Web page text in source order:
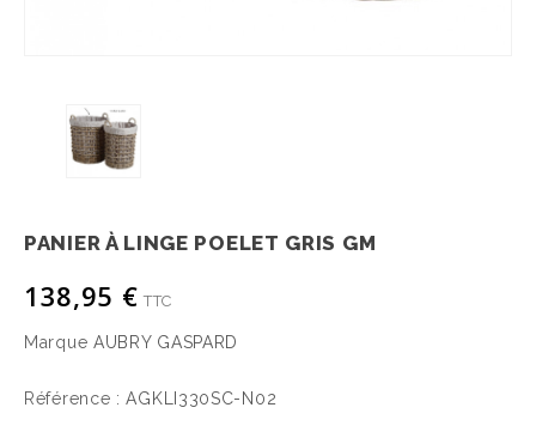
PANIER À LINGE POELET GRIS GM
138,95 € TTC
Marque AUBRY GASPARD
Référence : AGKLI330SC-N02